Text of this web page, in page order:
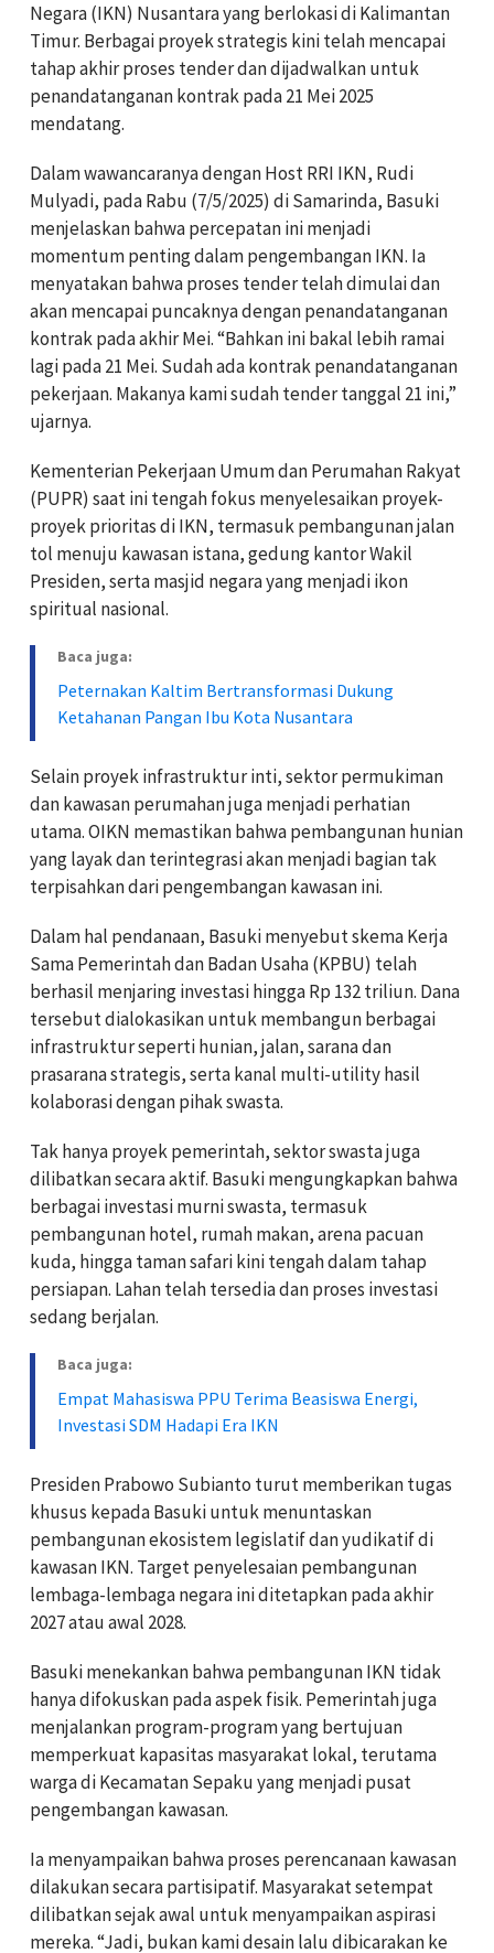
Negara (IKN) Nusantara yang berlokasi di Kalimantan
Timur. Berbagai proyek strategis kini telah mencapai
tahap akhir proses tender dan dijadwalkan untuk
penandatanganan kontrak pada 21 Mei 2025
mendatang.
Dalam wawancaranya dengan Host RRI IKN, Rudi
Mulyadi, pada Rabu (7/5/2025) di Samarinda, Basuki
menjelaskan bahwa percepatan ini menjadi
momentum penting dalam pengembangan IKN. Ia
menyatakan bahwa proses tender telah dimulai dan
akan mencapai puncaknya dengan penandatanganan
kontrak pada akhir Mei. “Bahkan ini bakal lebih ramai
lagi pada 21 Mei. Sudah ada kontrak penandatanganan
pekerjaan. Makanya kami sudah tender tanggal 21 ini,”
ujarnya.
Kementerian Pekerjaan Umum dan Perumahan Rakyat
(PUPR) saat ini tengah fokus menyelesaikan proyek-
proyek prioritas di IKN, termasuk pembangunan jalan
tol menuju kawasan istana, gedung kantor Wakil
Presiden, serta masjid negara yang menjadi ikon
spiritual nasional.
Baca juga:
Peternakan Kaltim Bertransformasi Dukung
Ketahanan Pangan Ibu Kota Nusantara
Selain proyek infrastruktur inti, sektor permukiman
dan kawasan perumahan juga menjadi perhatian
utama. OIKN memastikan bahwa pembangunan hunian
yang layak dan terintegrasi akan menjadi bagian tak
terpisahkan dari pengembangan kawasan ini.
Dalam hal pendanaan, Basuki menyebut skema Kerja
Sama Pemerintah dan Badan Usaha (KPBU) telah
berhasil menjaring investasi hingga Rp 132 triliun. Dana
tersebut dialokasikan untuk membangun berbagai
infrastruktur seperti hunian, jalan, sarana dan
prasarana strategis, serta kanal multi-utility hasil
kolaborasi dengan pihak swasta.
Tak hanya proyek pemerintah, sektor swasta juga
dilibatkan secara aktif. Basuki mengungkapkan bahwa
berbagai investasi murni swasta, termasuk
pembangunan hotel, rumah makan, arena pacuan
kuda, hingga taman safari kini tengah dalam tahap
persiapan. Lahan telah tersedia dan proses investasi
sedang berjalan.
Baca juga:
Empat Mahasiswa PPU Terima Beasiswa Energi,
Investasi SDM Hadapi Era IKN
Presiden Prabowo Subianto turut memberikan tugas
khusus kepada Basuki untuk menuntaskan
pembangunan ekosistem legislatif dan yudikatif di
kawasan IKN. Target penyelesaian pembangunan
lembaga-lembaga negara ini ditetapkan pada akhir
2027 atau awal 2028.
Basuki menekankan bahwa pembangunan IKN tidak
hanya difokuskan pada aspek fisik. Pemerintah juga
menjalankan program-program yang bertujuan
memperkuat kapasitas masyarakat lokal, terutama
warga di Kecamatan Sepaku yang menjadi pusat
pengembangan kawasan.
Ia menyampaikan bahwa proses perencanaan kawasan
dilakukan secara partisipatif. Masyarakat setempat
dilibatkan sejak awal untuk menyampaikan aspirasi
mereka. “Jadi, bukan kami desain lalu dibicarakan ke